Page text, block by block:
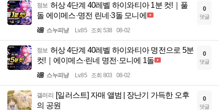
정보 허상 4단계 40레벨 하이와티아 1분 컷!｜풀
돌 에이메스·명전 린네·3돌 모니에
스누피냥 Lv.85 조회 538 08-02
0
댓글
정보 허상 4단계 40레벨 하이와티아 명전으로 5분
컷!｜에이메스·린네 명전·모니에 1돌
스누피냥 Lv.85 조회 803 08-02
0
댓글
갤러리 [일러스트] 자매 앨범 | 장난기 가득한 오후
의 공원
0
댓글